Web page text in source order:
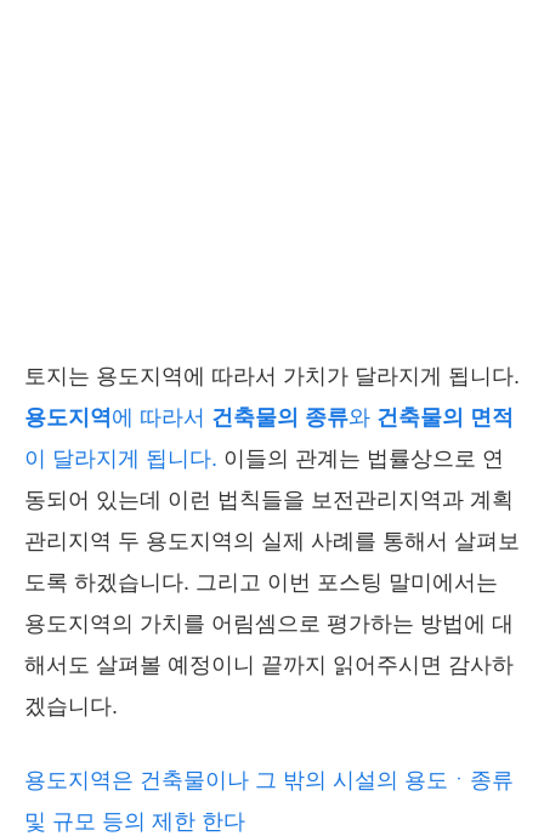
토지는 용도지역에 따라서 가치가 달라지게 됩니다.
용도지역 에 따라서 건축물의 종류와 건축물의 면적
이 달라지게 됩니다. 이들의 관계는 법률상으로 연
동되어 있는데 이런 법칙들을 보전관리지역과 계획
관리지역 두 용도지역의 실제 사례를 통해서 살펴보
도록 하겠습니다. 그리고 이번 포스팅 말미에서는
용도지역의 가치를 어림셈으로 평가하는 방법에 대
해서도 살펴볼 예정이니 끝까지 읽어주시면 감사하
겠습니다.
용도지역은 건축물이나 그 밖의 시설의 용도ㆍ종류
및 규모 등의 제한 한다